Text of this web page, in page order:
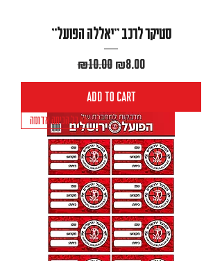
סטיקר לרכב ״יאללה הפועל״
Regular Price
₪10.00 Sale Price
₪8.00
Add to Cart
כל הכיתה אדומה 🛑